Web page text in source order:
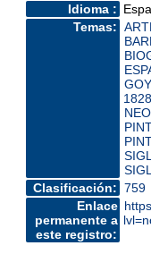
Idioma :
Temas:
Clasificación: 759
Enlace
permanente a
este registro: